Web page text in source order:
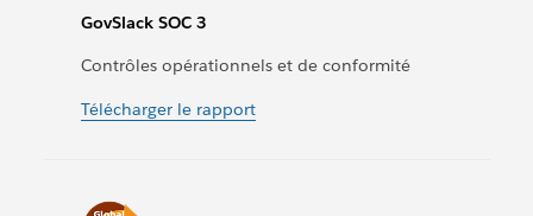
GovSlack SOC 3
Contrôles opérationnels et de conformité
Télécharger le rapport